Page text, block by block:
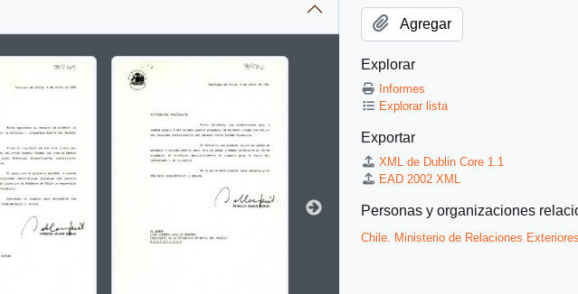
change the description title displayed in the following carousel. Clicking any image in
Agregar
Explorar
Informes
Explorar lista
Exportar
XML de Dublin Core 1.1
EAD 2002 XML
Personas y organizaciones
Chile. Ministerio de Relaciones